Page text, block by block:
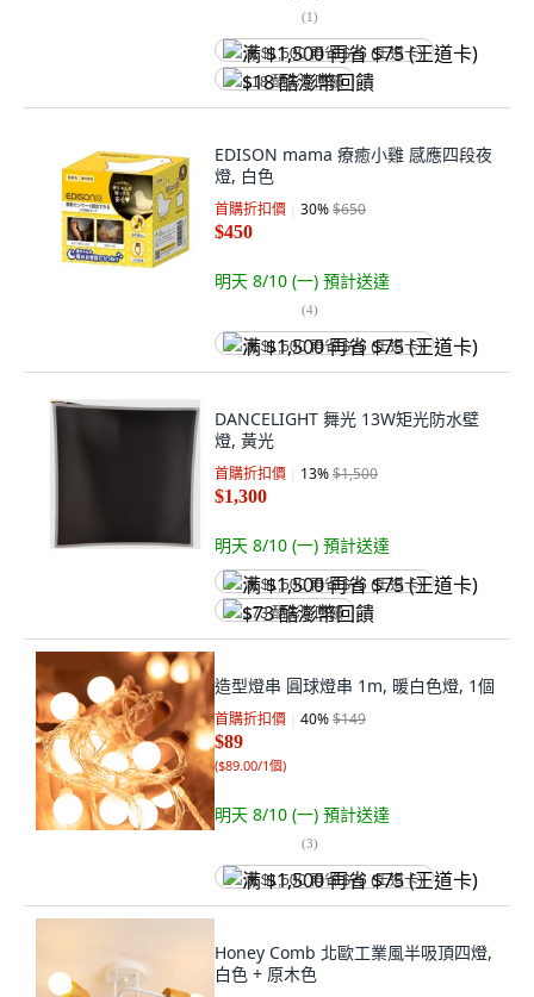
(1)
满 $1,500 再省 $75 (王道卡)
$18 酷澎幣回饋
EDISON mama 療癒小雞 感應四段夜
燈, 白色
首購折扣價 30%$650
$450
明天 8/10 (一) 預計送達
(4)
满 $1,500 再省 $75 (王道卡)
DANCELIGHT 舞光 13W矩光防水壁
燈, 黃光
首購折扣價 13%$1,500
$1,300
明天 8/10 (一) 預計送達
满 $1,500 再省 $75 (王道卡)
$73 酷澎幣回饋
造型燈串 圓球燈串 1m, 暖白色燈, 1個
首購折扣價 40%$149
$89
($89.00/1個)
明天 8/10 (一) 預計送達
(3)
满 $1,500 再省 $75 (王道卡)
Honey Comb 北歐工業風半吸頂四燈,
白色 + 原木色